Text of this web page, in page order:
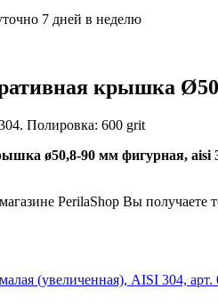
7 дней в неделю
крышка
Полировка: 600 grit
ø50,8-90 мм фигурная, aisi
PerilaShop Вы получаете